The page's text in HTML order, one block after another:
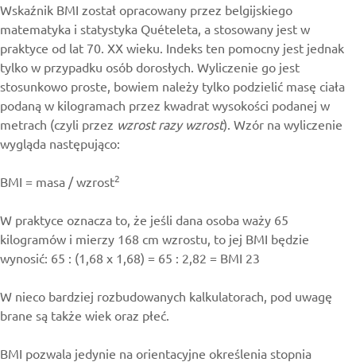
Wskaźnik BMI został opracowany przez belgijskiego
matematyka i statystyka Quételeta, a stosowany jest w
praktyce od lat 70. XX wieku. Indeks ten pomocny jest jednak
tylko w przypadku osób dorosłych. Wyliczenie go jest
stosunkowo proste, bowiem należy tylko podzielić masę ciała
podaną w kilogramach przez kwadrat wysokości podanej w
metrach (czyli przez wzrost razy wzrost). Wzór na wyliczenie
wygląda następująco:
BMI = masa / wzrost2
W praktyce oznacza to, że jeśli dana osoba waży 65
kilogramów i mierzy 168 cm wzrostu, to jej BMI będzie
wynosić: 65 : (1,68 x 1,68) = 65 : 2,82 = BMI 23
W nieco bardziej rozbudowanych kalkulatorach, pod uwagę
brane są także wiek oraz płeć.
BMI pozwala jedynie na orientacyjne określenia stopnia